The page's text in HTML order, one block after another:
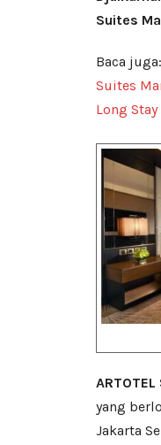
Suites
Baca juga:
Suites
Long
yang
Jakarta